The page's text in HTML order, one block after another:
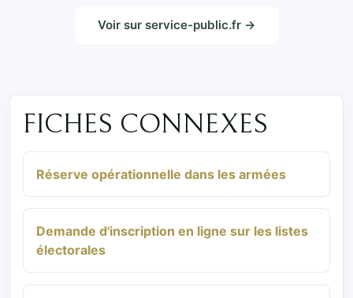
Voir sur service-public.fr →
FICHES CONNEXES
Réserve opérationnelle dans les armées
Demande d'inscription en ligne sur les listes
électorales